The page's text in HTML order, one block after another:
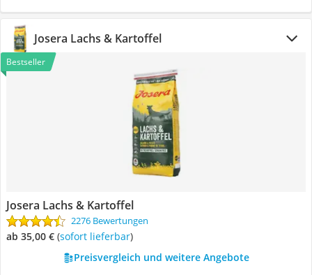
Josera Lachs & Kartoffel
Bestseller
Josera Lachs & Kartoffel
2276 Bewertungen
ab 35,00 € ( Sofort lieferbar)
Preisvergleich und weitere Angebote